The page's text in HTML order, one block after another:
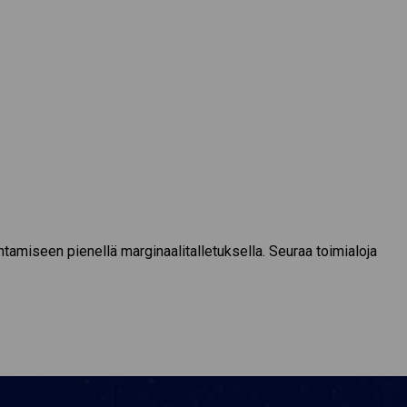
pienellä marginaalitalletuksella. Seuraa toimialoja